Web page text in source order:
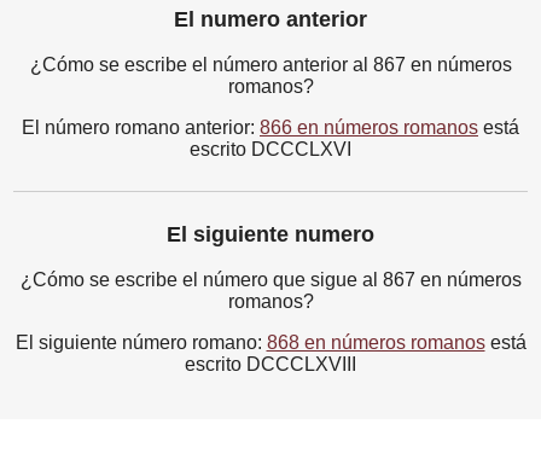
El numero anterior
¿Cómo se escribe el número anterior al 867 en números
romanos?
El número romano anterior: 866 en números romanos está
escrito DCCCLXVI
El siguiente numero
¿Cómo se escribe el número que sigue al 867 en números
romanos?
El siguiente número romano: 868 en números romanosestá
escrito DCCCLXVIII